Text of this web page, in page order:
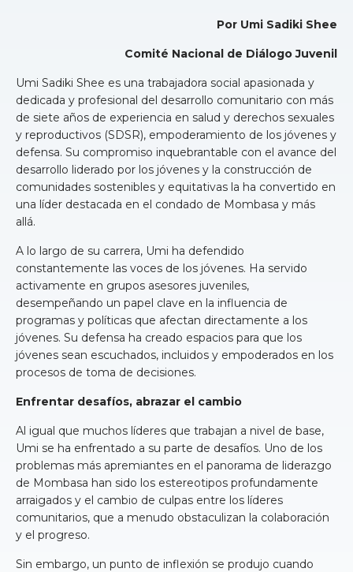
Por Umi Sadiki Shee
Comité Nacional de Diálogo Juvenil
Umi Sadiki Shee es una trabajadora social apasionada y
dedicada y profesional del desarrollo comunitario con más
de siete años de experiencia en salud y derechos sexuales
y reproductivos (SDSR), empoderamiento de los jóvenes y
defensa. Su compromiso inquebrantable con el avance del
desarrollo liderado por los jóvenes y la construcción de
comunidades sostenibles y equitativas la ha convertido en
una líder destacada en el condado de Mombasa y más
allá.
A lo largo de su carrera, Umi ha defendido
constantemente las voces de los jóvenes. Ha servido
activamente en grupos asesores juveniles,
desempeñando un papel clave en la influencia de
programas y políticas que afectan directamente a los
jóvenes. Su defensa ha creado espacios para que los
jóvenes sean escuchados, incluidos y empoderados en los
procesos de toma de decisiones.
Enfrentar desafíos, abrazar el cambio
Al igual que muchos líderes que trabajan a nivel de base,
Umi se ha enfrentado a su parte de desafíos. Uno de los
problemas más apremiantes en el panorama de liderazgo
de Mombasa han sido los estereotipos profundamente
arraigados y el cambio de culpas entre los líderes
comunitarios, que a menudo obstaculizan la colaboración
y el progreso.
Sin embargo, un punto de inflexión se produjo cuando